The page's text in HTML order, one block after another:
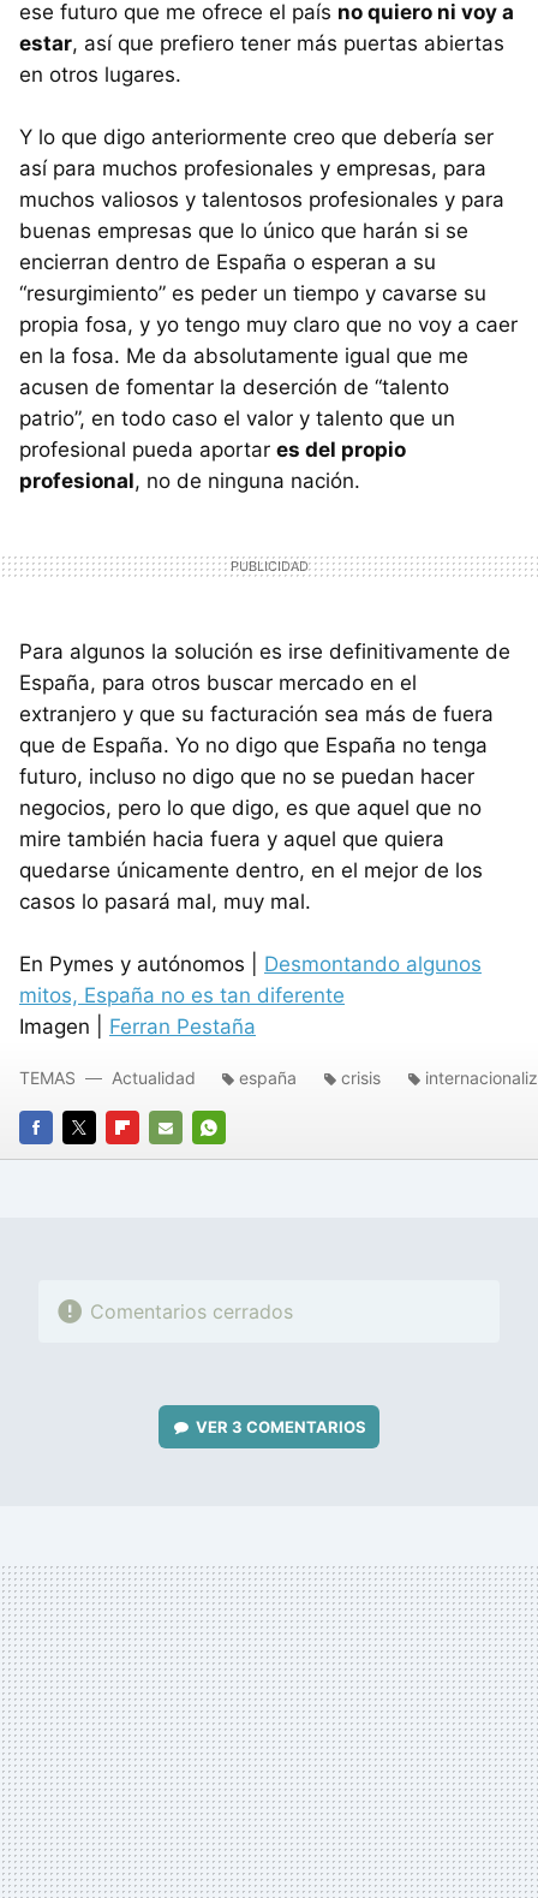
ese futuro que me ofrece el país no quiero ni voy a
estar, así que prefiero tener más puertas abiertas
en otros lugares.
Y lo que digo anteriormente creo que debería ser
así para muchos profesionales y empresas, para
muchos valiosos y talentosos profesionales y para
buenas empresas que lo único que harán si se
encierran dentro de España o esperan a su
“resurgimiento” es peder un tiempo y cavarse su
propia fosa, y yo tengo muy claro que no voy a caer
en la fosa. Me da absolutamente igual que me
acusen de fomentar la deserción de “talento
patrio”, en todo caso el valor y talento que un
profesional pueda aportar es del propio
profesional, no de ninguna nación.
Para algunos la solución es irse definitivamente de
España, para otros buscar mercado en el
extranjero y que su facturación sea más de fuera
que de España. Yo no digo que España no tenga
futuro, incluso no digo que no se puedan hacer
negocios, pero lo que digo, es que aquel que no
mire también hacia fuera y aquel que quiera
quedarse únicamente dentro, en el mejor de los
casos lo pasará mal, muy mal.
En Pymes y autónomos | Desmontando algunos
mitos, España no es tan diferente
Imagen | Ferran Pestaña
FACEBOOK
TWITTERFLIPBOARD
E-
WHATSAPP
TEMAS Actualidad españa crisis
Comentarios cerrados
VER 3 COMENTARIOS